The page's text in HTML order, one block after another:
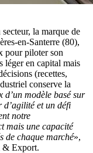
la marque de
en-Santerre (80),
pour piloter son
léger en capital mais
(recettes,
conserve la
d’un modèle basé sur
d’agilité et un défi
notre
mais une capacité
de chaque marché»,
& Export.